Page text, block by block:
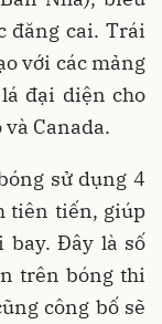
đăng cai. Trái
với các mảng
đại diện cho
Canada.
sử dụng 4
tiên tiến, giúp
Đây là số
trên bóng thi
công bố sẽ